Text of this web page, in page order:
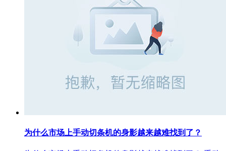
为什么市场上手动切条机的身影越来越难找到了？